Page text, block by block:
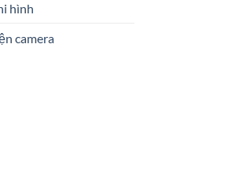
hình
camera